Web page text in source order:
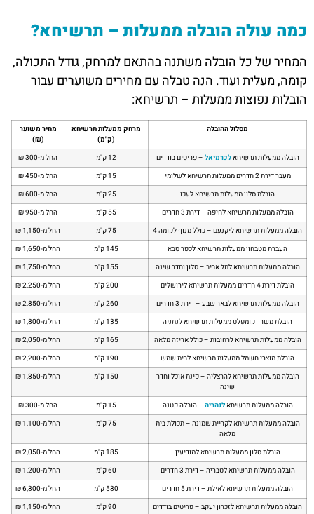
כמה עולה הובלה ממעלות – תרשיחא?
המחיר של כל הובלה משתנה בהתאם למרחק, גודל התכולה,
קומה, מעלית ועוד. הנה טבלה עם מחירים משוערים עבור
הובלות נפוצות ממעלות – תרשיחא:
מסלול ההובלה
מרחק ממעלות תרשיחא
(ק"מ)
מחיר משוער
(₪)
הובלה ממעלות תרשיחאלכרמיאל – פריטים בודדים 12 ק"מ
החל מ-300 ₪
מעבר דירת 2 חדרים ממעלות תרשיחא לשלומי
15 ק"מ
החל מ-450 ₪
הובלת סלון ממעלות תרשיחא לעכו
25 ק"מ
החל מ-600 ₪
הובלה ממעלות תרשיחא לחיפה – דירת 3 חדרים
55 ק"מ
החל מ-950 ₪
הובלה ממעלות תרשיחא ליקנעם – כולל מנוף לקומה 4
75 ק"מ
החל מ-1,150 ₪
העברת מטבחון ממעלות תרשיחא לכפר סבא
145 ק"מ
החל מ-1,650 ₪
הובלה ממעלות תרשיחא לתל אביב – סלון וחדר שינה
155 ק"מ
החל מ-1,750 ₪
הובלת דירת 4 חדרים ממעלות תרשיחא לירושלים
200 ק"מ
החל מ-2,250 ₪
הובלה ממעלות תרשיחא לבאר שבע – דירת 3 חדרים
260 ק"מ
החל מ-2,850 ₪
הובלת משרד קומפלט ממעלות תרשיחא לנתניה
135 ק"מ
החל מ-1,800 ₪
הובלה ממעלות תרשיחא לרחובות – כולל אריזה מלאה
165 ק"מ
החל מ-2,050 ₪
הובלת מוצרי חשמל ממעלות תרשיחא לבית שמש
190 ק"מ
החל מ-2,200 ₪
הובלה ממעלות תרשיחא להרצליה – פינת אוכל וחדר
שינה
150 ק"מ החל מ-1,850 ₪
הובלה ממעלות תרשיחאלנהריה – הובלה קטנה 15 ק"מ
החל מ-300 ₪
הובלה ממעלות תרשיחא לקריית שמונה – תכולת בית
מלאה
75 ק"מ החל מ-1,100 ₪
הובלת סלון ממעלות תרשיחא למודיעין 185 ק"מ
החל מ-2,050 ₪
הובלה ממעלות תרשיחא לטבריה – דירת 3 חדרים
60 ק"מ
החל מ-1,200 ₪
הובלה ממעלות תרשיחא לאילת – דירת 5 חדרים
530 ק"מ
החל מ-6,300 ₪
הובלה ממעלות תרשיחא לזכרון יעקב – פריטים בודדים
90 ק"מ החל מ-1,150 ₪